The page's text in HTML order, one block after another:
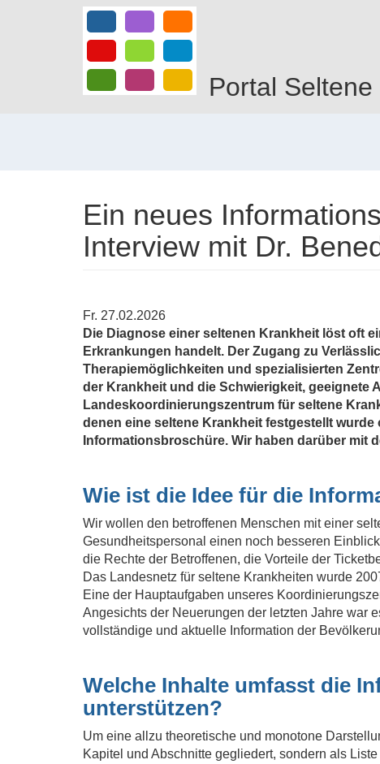
Portal
Ein neues
Interview mit Dr.
Fr. 27.02.2026
Die Diagnose einer seltenen Krankheit löst oft
Erkrankungen handelt. Der Zugang zu
Therapiemöglichkeiten und spezialisierten
der Krankheit und die Schwierigkeit, geeignete
Landeskoordinierungszentrum für seltene
denen eine seltene Krankheit festgestellt
Informationsbroschüre. Wir haben darüber mit
Wie ist die Idee für die
Wir wollen den betroffenen Menschen mit einer
Gesundheitspersonal einen noch besseren
die Rechte der Betroffenen, die Vorteile der
Das Landesnetz für seltene Krankheiten wurde
Eine der Hauptaufgaben unseres
Angesichts der Neuerungen der letzten Jahre war
vollständige und aktuelle Information der
Welche Inhalte umfasst die
unterstützen?
Um eine allzu theoretische und monotone
Kapitel und Abschnitte gegliedert, sondern als